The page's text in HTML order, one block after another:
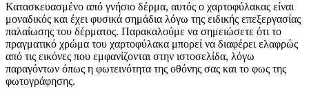
Κατασκευασμένο από γνήσιο δέρμα, αυτός ο χαρτοφύλακας είναι
μοναδικός και έχει φυσικά σημάδια λόγω της ειδικής επεξεργασίας
παλαίωσης του δέρματος. Παρακαλούμε να σημειώσετε ότι το
πραγματικό χρώμα του χαρτοφύλακα μπορεί να διαφέρει ελαφρώς
από τις εικόνες που εμφανίζονται στην ιστοσελίδα, λόγω
παραγόντων όπως η φωτεινότητα της οθόνης σας και το φως της
φωτογράφησης.